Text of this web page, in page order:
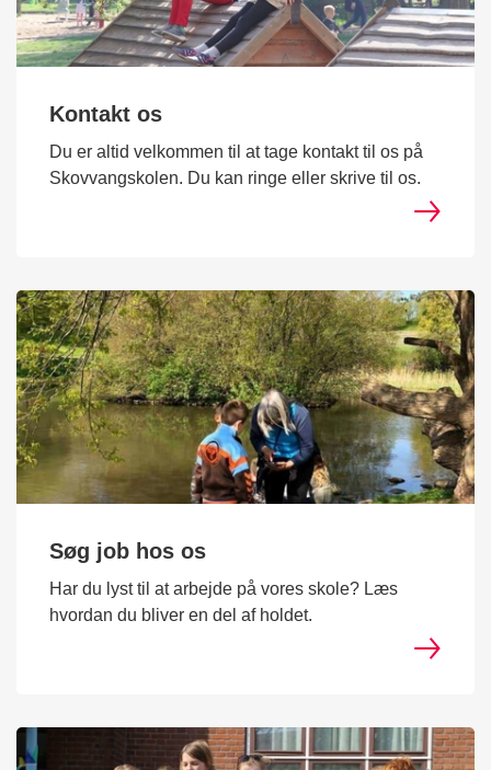
Kontakt os
Du er altid velkommen til at tage kontakt til os på
Skovvangskolen. Du kan ringe eller skrive til os.
Søg job hos os
Har du lyst til at arbejde på vores skole? Læs
hvordan du bliver en del af holdet.